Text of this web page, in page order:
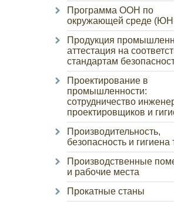
Программа ООН по
окружающей среде
Продукция
аттестация на
стандартам
Проектирование в
промышленности:
сотрудничество
проектировщиков и
Производительность,
безопасность и гигиена
Производственные
и рабочие места
Прокатные станы